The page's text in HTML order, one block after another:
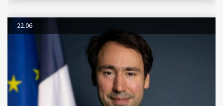
22.06